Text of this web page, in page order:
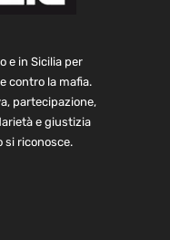
e in Sicilia per
contro la mafia.
partecipazione,
e giustizia
si riconosce.